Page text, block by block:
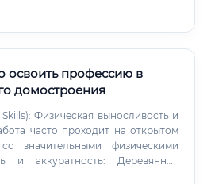
операторов ЧПУ на мебельное
освоить профессию в
домостроения
и
часто проходит на открытом
значительными физическими
и аккуратность: Деревянное